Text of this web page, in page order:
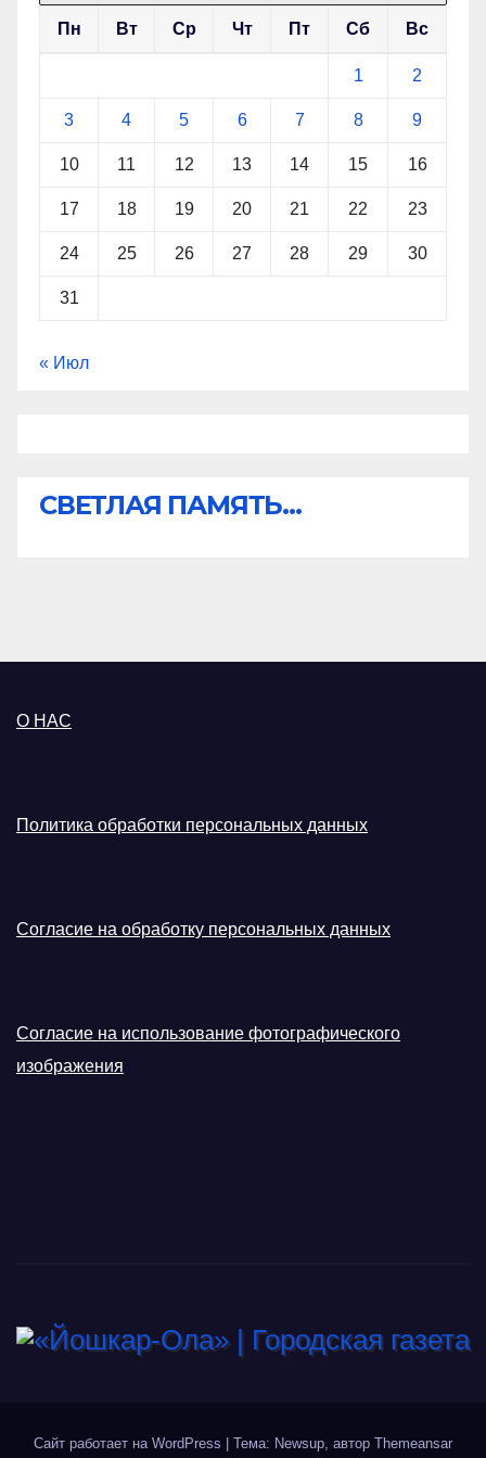
Пн Вт Ср Чт Пт Сб Вс
1 2
3 4 5 6 7 8 9
10 11 12 13 14 15 16
17 18 19 20 21 22 23
24 25 26 27 28 29 30
31
« Июл
СВЕТЛАЯ ПАМЯТЬ...
О НАС
Политика обработки персональных данных
Согласие на обработку персональных данных
Согласие на использование фотографического
изображения
Сайт работает на WordPress | Тема: Newsup, автор Themeansar